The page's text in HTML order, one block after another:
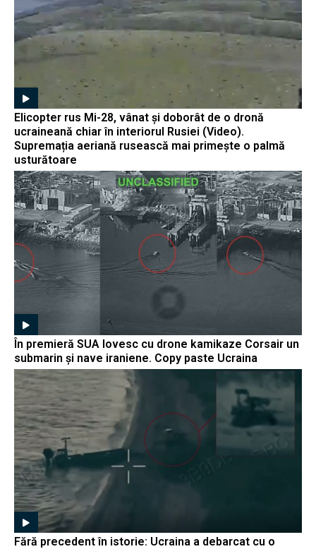
Elicopter rus Mi-28, vânat și doborât de o dronă
ucraineană chiar în interiorul Rusiei (Video).
Supremația aeriană rusească mai primește o palmă
usturătoare
În premieră SUA lovesc cu drone kamikaze Corsair un
submarin și nave iraniene. Copy paste Ucraina
Fără precedent în istorie: Ucraina a debarcat cu o